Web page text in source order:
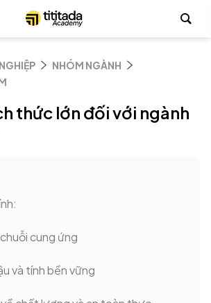
NHÓM NGÀNH
thức lớn đối với ngành
cung ứng
và tính bền vững